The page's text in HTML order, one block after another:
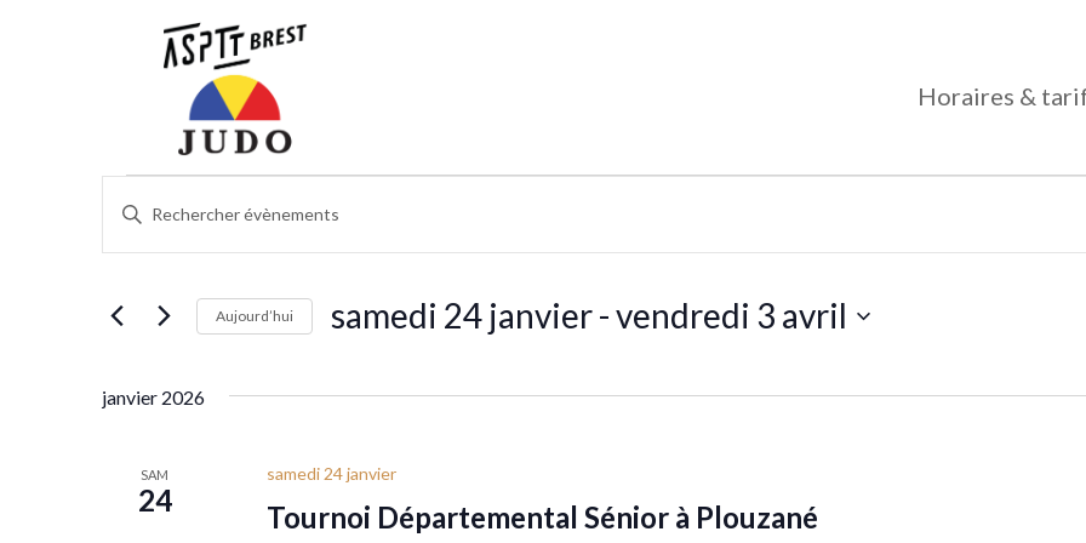
Horaires &
Évènements
Recherche
de
Évènements
Saisir
Évènements
clé.
Aujourd’hui samedi 24 janvier - vendredi 3 avril
janvier 2026
SAM
24 Tournoi Départemental Sénior à Plouzané
samedi 24 janvier